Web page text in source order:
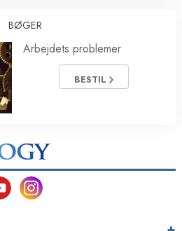
BØGER
Arbejdets problemer
BESTIL